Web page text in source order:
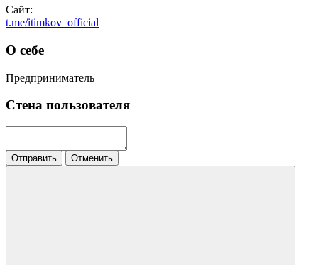
Сайт:
t.me/itimkov_official
О себе
Предприниматель
Стена пользователя
Отправить Отменить